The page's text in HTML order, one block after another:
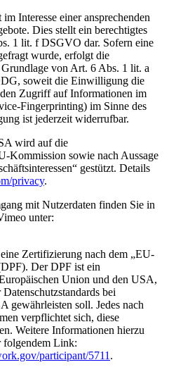
Interesse einer ansprechenden
Dies stellt ein berechtigtes
1 lit. f DSGVO dar. Sofern eine
wurde, erfolgt die
von Art. 6 Abs. 1 lit. a
soweit die Einwilligung die
Zugriff auf Informationen im
Fingerprinting) im Sinne des
ist jederzeit widerrufbar.
wird auf die
Kommission sowie nach Aussage
gestützt. Details
privacy.
mit Nutzerdaten finden Sie in
unter:
Zertifizierung nach dem „EU-
Der DPF ist ein
Union und den USA,
bei
gewährleisten soll. Jedes nach
verpflichtet sich, diese
Weitere Informationen hierzu
folgendem Link:
participant/5711 .